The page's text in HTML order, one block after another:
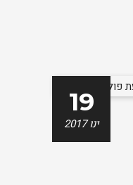
19
ינו 2017